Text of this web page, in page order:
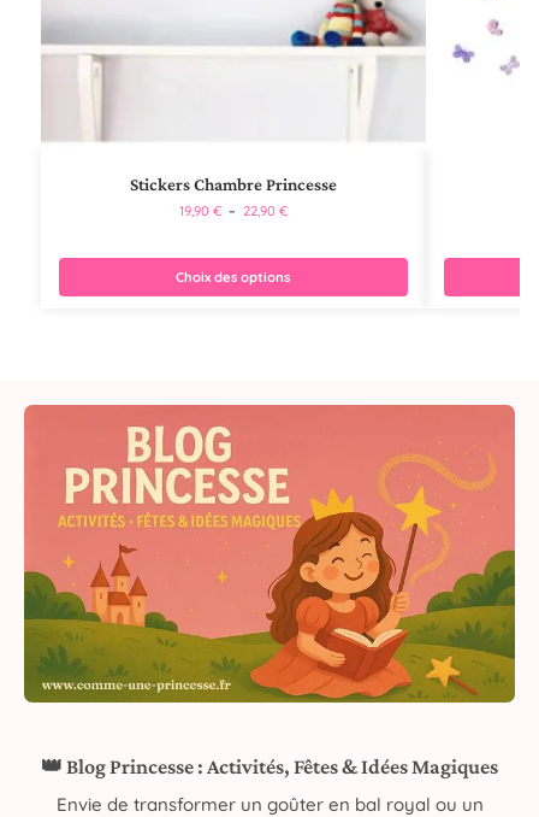
Stickers Chambre Princesse
19,90 € – 22,90 €
Choix des options
👑 Blog Princesse : Activités, Fêtes & Idées Magiques
Envie de transformer un goûter en bal royal ou un